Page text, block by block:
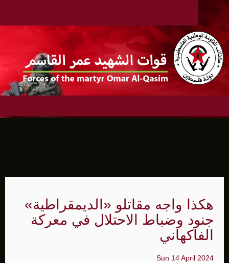
هكذا واجه مقاتلو «الديمقراطية»
جنود وضباط الاحتلال في معركة
الفاكهاني
Sun 14 April 2024